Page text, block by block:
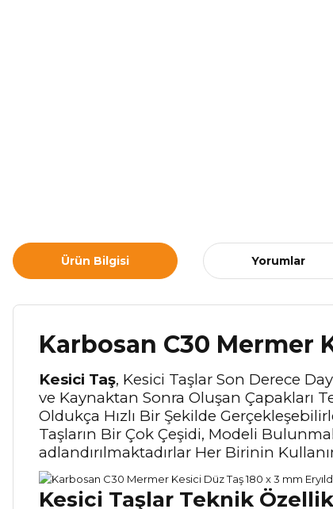
Ürün Bilgisi Yorumlar
Karbosan C30 Mermer
Kesici Taş, Kesici Taşlar Son Derece
ve Kaynaktan Sonra Oluşan Çapakları
Oldukça Hızlı Bir Şekilde
Taşların Bir Çok Çeşidi, Modeli
adlandırılmaktadırlar Her Birinin
Kesici Taşlar Teknik